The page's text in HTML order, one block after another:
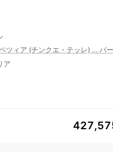
ツィア (チンクエ・テッレ) … バ
ア